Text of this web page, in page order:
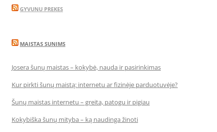
GYVUNU PREKES
MAISTAS SUNIMS
Josera šunų maistas – kokybė, nauda ir pasirinkimas
Kur pirkti šunų maistą: internetu ar fizinėje parduotuvėje?
Šunų maistas internetu – greita, patogu ir pigiau
Kokybiška šunų mityba – ką naudinga žinoti